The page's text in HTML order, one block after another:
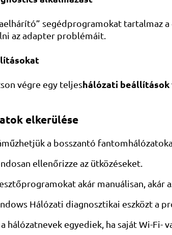
segédprogramokat tartalmaz
az adapter problémáit.
végre egy teljeshálózati beállítások
elkerülése
a bosszantó
ellenőrizze az ütközéseket.
akár manuálisan,
Hálózati diagnosztikai eszközt a
hálózatnevek egyediek, ha saját Wi-Fi-